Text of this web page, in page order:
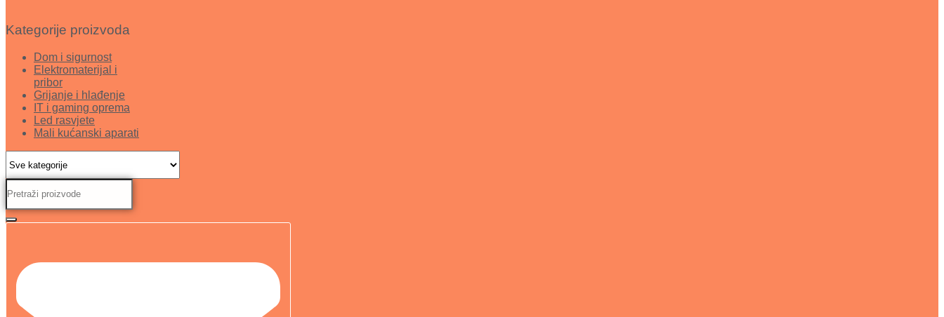
Kategorije proizvoda
Dom i sigurnost
Elektromaterijal i
pribor
Grijanje i hlađenje
IT i gaming oprema
Led rasvjete
Mali kućanski aparati